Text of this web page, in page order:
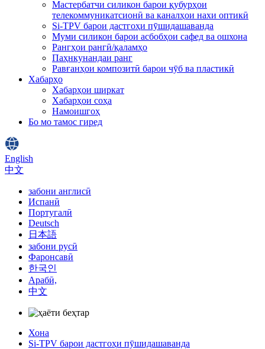
Мастербатчи силикон барои қубурҳои
телекоммуникатсионӣ ва каналҳои нахи оптикӣ
Si-TPV барои дастгоҳи пӯшидашаванда
Муми силикон барои асбобҳои сафед ва ошхона
Рангҳои рангӣ/қаламҳо
Паҳнкунандаи ранг
Равғанҳои композитӣ барои чӯб ва пластикӣ
Хабарҳо
Хабарҳои ширкат
Хабарҳои соҳа
Намоишгоҳ
Бо мо тамос гиред
English
中文
забони англисӣ
Испанӣ
Португалӣ
Deutsch
日本語
забони русӣ
Фаронсавӣ
한국인
Арабӣ,
中文
Хона
Si-TPV барои дастгоҳи пӯшидашаванда